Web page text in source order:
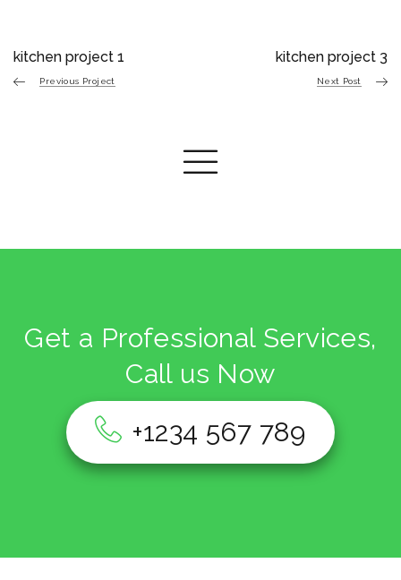
kitchen project 1
Previous Project
kitchen project 3
Next Post
Get a Professional Services,
Call us Now
+1234 567 789